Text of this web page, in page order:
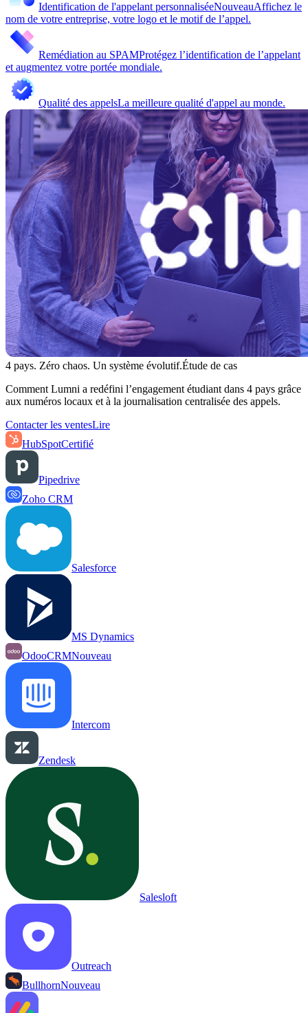
Identification de l'appelant personnaliséeNouveauAffichez le
nom de votre entreprise, votre logo et le motif de l’appel.
Remédiation au SPAMProtégez l’identification de l’appelant
et augmentez votre portée mondiale.
Qualité des appelsLa meilleure qualité d'appel au monde.
4 pays. Zéro chaos. Un système évolutif.Étude de cas
Comment Lumni a redéfini l’engagement étudiant dans 4 pays grâce
aux numéros locaux et à la journalisation centralisée des appels.
Contacter les ventesLire
HubSpotCertifié
Pipedrive
Zoho CRM
Salesforce
MS Dynamics
OdooCRMNouveau
Intercom
Zendesk
Salesloft
Outreach
BullhornNouveau